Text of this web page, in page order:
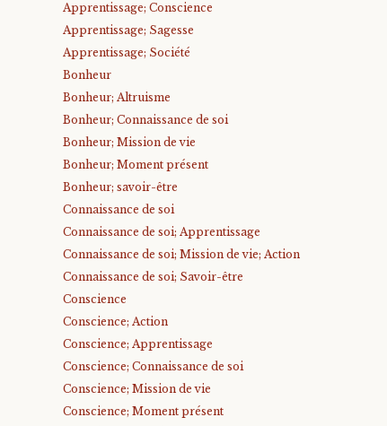
Apprentissage; Conscience
Apprentissage; Sagesse
Apprentissage; Société
Bonheur
Bonheur; Altruisme
Bonheur; Connaissance de soi
Bonheur; Mission de vie
Bonheur; Moment présent
Bonheur; savoir-être
Connaissance de soi
Connaissance de soi; Apprentissage
Connaissance de soi; Mission de vie; Action
Connaissance de soi; Savoir-être
Conscience
Conscience; Action
Conscience; Apprentissage
Conscience; Connaissance de soi
Conscience; Mission de vie
Conscience; Moment présent